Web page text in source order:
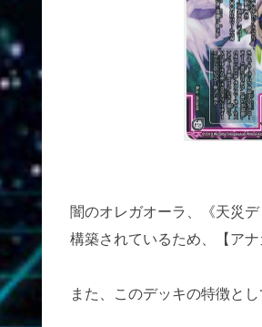
闇のオレガオーラ、《天災
構築されているため、【ア
また、このデッキの特徴と